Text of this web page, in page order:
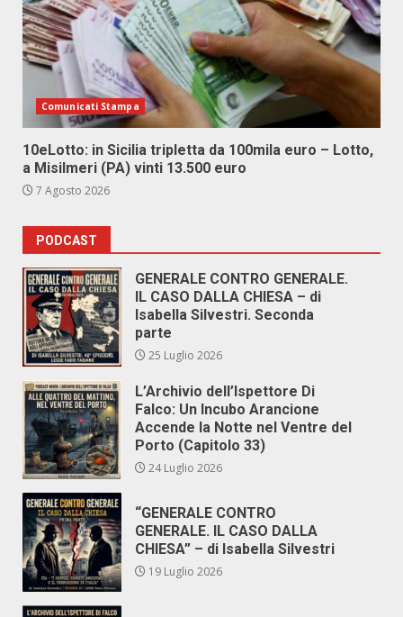
Comunicati Stampa
10eLotto: in Sicilia tripletta da 100mila euro – Lotto,
a Misilmeri (PA) vinti 13.500 euro
7 Agosto 2026
PODCAST
GENERALE CONTRO GENERALE.
IL CASO DALLA CHIESA – di
Isabella Silvestri. Seconda
parte
25 Luglio 2026
L’Archivio dell’Ispettore Di
Falco: Un Incubo Arancione
Accende la Notte nel Ventre del
Porto (Capitolo 33)
24 Luglio 2026
“GENERALE CONTRO
GENERALE. IL CASO DALLA
CHIESA” – di Isabella Silvestri
19 Luglio 2026